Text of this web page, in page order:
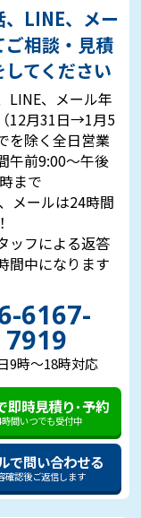
今ある仏
することに
仏壇供養の
合わせして
くれて、こ
全てに対し
中の整理と
る程度の
ましたが、
気が引け
い合わせを
にも問い合
養の一休堂
と思ったの
作業を進め
た、ありが
、LINE、メー
ご相談・見積
てください
LINE、メール年
12月31日→1月5
を除く全日営業
午前9:00～午後
まで
メールは24時間
ッフによる返答
間中になります
6167-
7919
9時～18時対応
即時見積り･予約
間いつでも受付中
で問い合わせる
確認後ご返信します